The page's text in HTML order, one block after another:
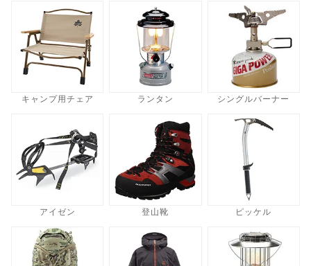
キャンプ用チェア ランタン シングルバーナー
アイゼン 登山靴 ピッケル